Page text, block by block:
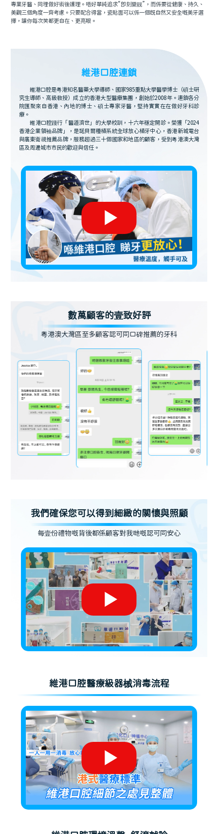
專業牙醫、同埋做好術後護理。唔好單純追求“即刻變靓”，而係要從健康、持久、
美觀三個角度一齊考慮。只要配合得當，瓷貼面可以係一個既自然又安全嘅美牙選
擇，讓你每次笑都更自在、更亮眼。
維港口腔連鎖
維港口腔是粵港知名醫藥大學導師、國家985重點大學醫學博士（碩士研
究生導師、高級教授）成立的香港大型醫療集團，創始於2008年。連鎖各分
院匯聚來自香港、內地的博士、碩士專家牙醫，堅持實實在在做好牙科診
療。
維港口腔踐行「醫道濟世」的大學校訓，十六年穩定開診。榮獲「2024
香港企業領袖品牌」，是諾貝爾種植系統全球放心植牙中心，香港新城電台
與廣東衛視推薦品牌，服務超過三十個國家和地區的顧客，受到粵港澳大灣
區及周邊城市市民的歡迎與信任。
數萬顧客的壹致好評
粵港澳大灣區至多顧客認可同口碑推薦的牙科
我們確保您可以得到細緻的關懷與照顧
每壹份禮物嘅背後都係顧客對我哋嘅認可同安心
維港口腔醫療級器械消毒流程